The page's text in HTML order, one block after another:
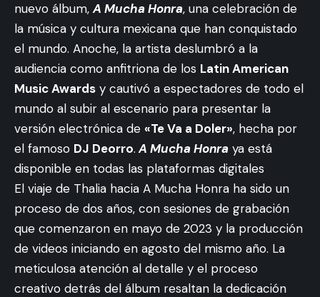
nuevo álbum,A Mucha Honra, una celebración de
la música y cultura mexicana que han conquistado
el mundo. Anoche, la artista deslumbró a la
audiencia como anfitriona de los Latin American
Music Awards y cautivó a espectadores de todo el
mundo al subir al escenario para presentar la
versión electrónica de «Te Va a Doler», hecha por
el famoso DJ Deorro. A Mucha Honra ya está
disponible en todas las plataformas digitales
El viaje de Thalia hacia A Mucha Honra ha sido un
proceso de dos años, con sesiones de grabación
que comenzaron en mayo de 2023 y la producción
de videos iniciando en agosto del mismo año. La
meticulosa atención al detalle y el proceso
creativo detrás del álbum resaltan la dedicación